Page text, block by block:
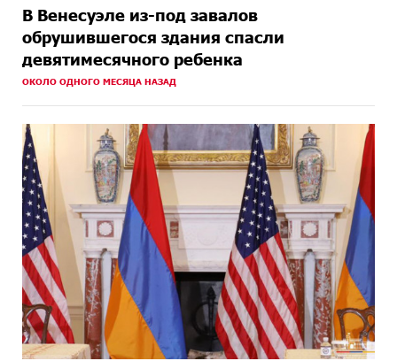
В Венесуэле из-под завалов
обрушившегося здания спасли
девятимесячного ребенка
ОКОЛО ОДНОГО МЕСЯЦА НАЗАД